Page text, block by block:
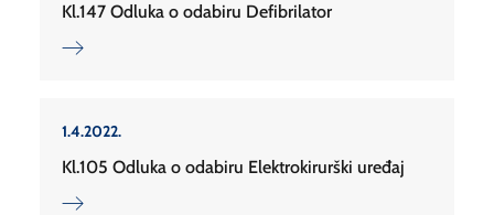
Kl.147 Odluka o odabiru Defibrilator
1.4.2022.
Kl.105 Odluka o odabiru Elektrokirurški uređaj